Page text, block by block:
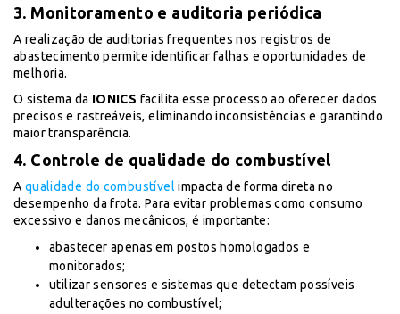
3. Monitoramento e auditoria periódica
A realização de auditorias frequentes nos registros de
abastecimento permite identificar falhas e oportunidades de
melhoria.
O sistema da IONICS facilita esse processo ao oferecer dados
precisos e rastreáveis, eliminando inconsistências e garantindo
maior transparência.
4. Controle de qualidade do combustível
A qualidade do combustível impacta de forma direta no
desempenho da frota. Para evitar problemas como consumo
excessivo e danos mecânicos, é importante:
abastecer apenas em postos homologados e
monitorados;
utilizar sensores e sistemas que detectam possíveis
adulterações no combustível;